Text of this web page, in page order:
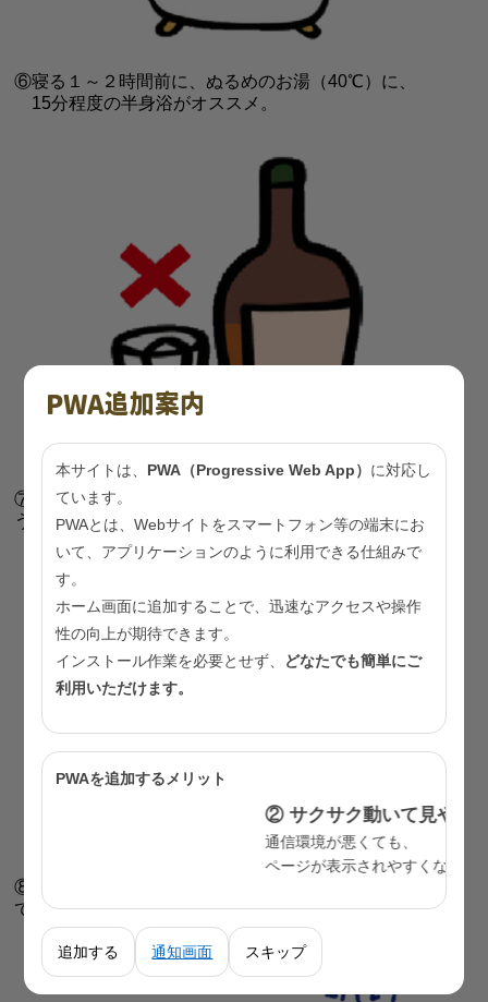
⑥寝る１～２時間前に、ぬるめのお湯（40℃）に、
15分程度の半身浴がオススメ。
⑦眠るためにお酒を飲むのはやめよ
う。
⑧寝る前にテレビやスマートフォンを見る
て。
PWA追加案内
本サイトは、 PWA（Progressive Web App） に対応し
ています。
PWAとは、Webサイトをスマートフォン等の端末にお
いて、アプリケーションのように利用できる仕組みで
す。
ホーム画面に追加することで、迅速なアクセスや操作
性の向上が期待できます。
インストール作業を必要とせず、 どなたでも簡単にご
利用いただけます。
PWAを追加するメリット
② サクサク動いて見やすい
ページが表示されやすくなります。
追加する 通知画面 スキップ